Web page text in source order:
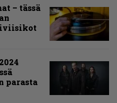
– tässä
parasta